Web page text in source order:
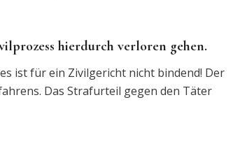
hierdurch verloren gehen.
ist für ein Zivilgericht nicht bindend! Der
Das Strafurteil gegen den Täter